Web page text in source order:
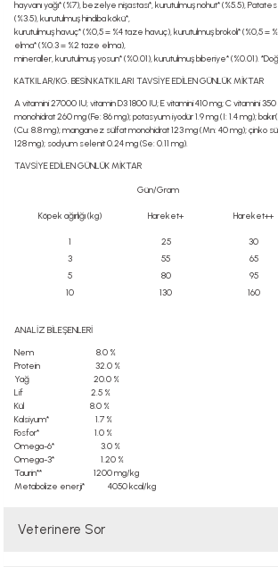
hayvanı yağı* (%7), bezelye nişastası*, kurutulmuş nohut* (%5.5),
(%3.5), kurutulmuş hindiba kökü*,
kurutulmuş havuç* (%0,5 = %4 taze havuç), kurutulmuş brokoli* (%0,5 =
elma* (%0.3 = %2 taze elma),
mineraller, kurutulmuş yosun* (%0.01), kurutulmuş biberiye* (%0.01).
KATKILAR/KG. BESİN KATKILARI TAVSİYE EDİLEN GÜNLÜK MİKTAR
A vitamini 27000 IU; vitamin D3 1800 IU; E vitamini 410 mg; C vitamini
monohidrat 260 mg (Fe: 86 mg); potasyum iyodür 1.9 mg (I: 1.4 mg);
(Cu: 8.8 mg); manganez sülfat monohidrat 123 mg (Mn: 40 mg); çinko
128 mg); sodyum selenit 0.24 mg (Se: 0.11 mg).
TAVSİYE EDİLEN GÜNLÜK MİKTAR
Gün/Gram
Köpek ağırlığı (kg) Hareket+ Hareket++
1 25
30
3
55
65
5
80
95
10
130 160
ANALİZ BİLEŞENLERİ
Nem 8.0 %
Protein 32.0 %
Yağ 20.0 %
Lif 2.5 %
Kül 8.0 %
Kalsiyum* 1.7 %
Fosfor* 1.0 %
Omega-6* 3.0 %
Omega-3* 1.20 %
Taurin** 1200 mg/kg
Metabolize enerji* 4050 kcal/kg
Veterinere Sor